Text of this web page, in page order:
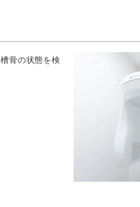
骨の状態を検